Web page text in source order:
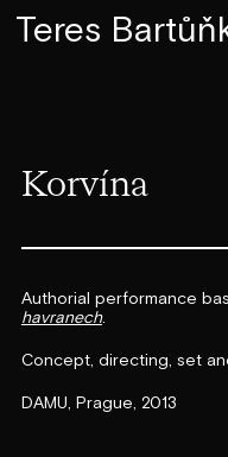
Teres
Korvína
Authorial performance
havranech.
Concept, directing, set
DAMU, Prague, 2013